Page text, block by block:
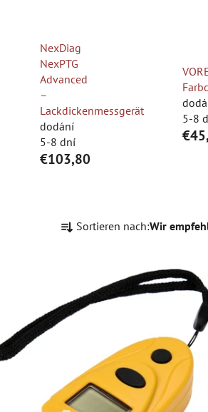
NexDiag
NexPTG
Advanced
–
Lackdickenmessgerät
dodání
5-8 dní
€103,80
5-8
r
k
t
r
t
Sortieren nach:Wir